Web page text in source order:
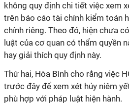
không quy định chi tiết việc xem
trên báo cáo tài chính kiểm toán
chính riêng. Theo đó, hiện chưa
luật của cơ quan có thẩm quyền
hay giải thích quy định này.
Thứ hai, Hòa Bình cho rằng việc
trước đây để xem xét hủy niêm
phù hợp với pháp luật hiện hành.